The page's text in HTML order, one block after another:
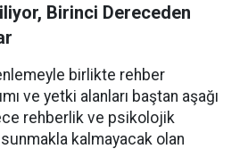
Birinci Dereceden
birlikte rehber
ve yetki alanları baştan aşağı
rehberlik ve psikolojik
kalmayacak olan